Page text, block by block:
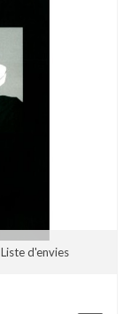
Liste d'envies